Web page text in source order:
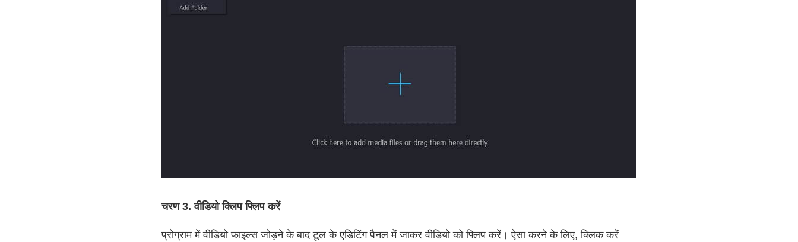
चरण 3. वीडियो क्लिप फ्लिप करें
प्रोग्राम में वीडियो फाइल्स जोड़ने के बाद टूल के एडिटिंग पैनल में जाकर वीडियो को फ्लिप करें। ऐसा करने के लिए, क्लिक करें